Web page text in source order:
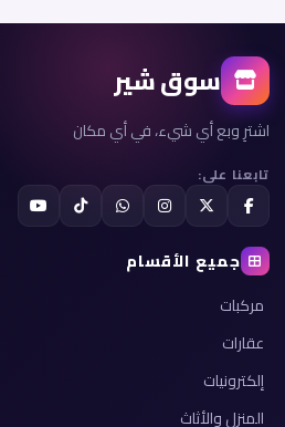
سوق شير
اشترِ وبع أي شيء، في أي مكان
تابعنا على:
جميع الأقسام
مركبات
عقارات
إلكترونيات
المنزل والأثاث